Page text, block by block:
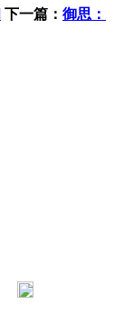
下一篇： 御思：